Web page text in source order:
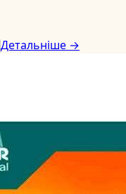
Детальніше →